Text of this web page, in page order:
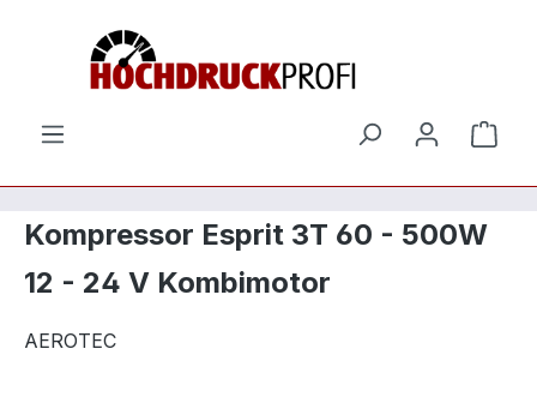
Zum Hauptinhalt springen
Kompressor Esprit 3T 60 - 500W
12 - 24 V Kombimotor
AEROTEC